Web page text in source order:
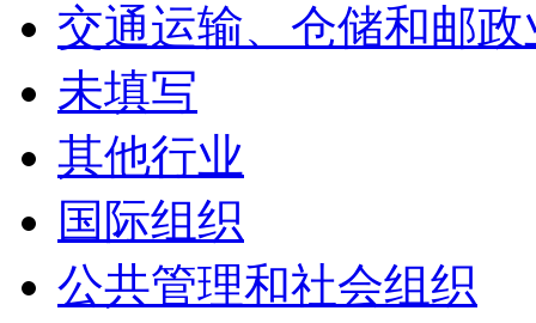
交通运输、仓储和邮政
未填写
其他行业
国际组织
公共管理和社会组织